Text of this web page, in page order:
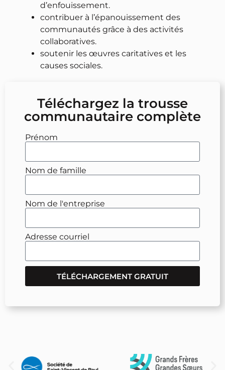
d’enfouissement.
contribuer à l’épanouissement des
communautés grâce à des activités
collaboratives.
soutenir les œuvres caritatives et les
causes sociales.
Téléchargez la trousse
communautaire complète
Prénom
Nom de famille
Nom de l'entreprise
Adresse courriel
TÉLÉCHARGEMENT GRATUIT